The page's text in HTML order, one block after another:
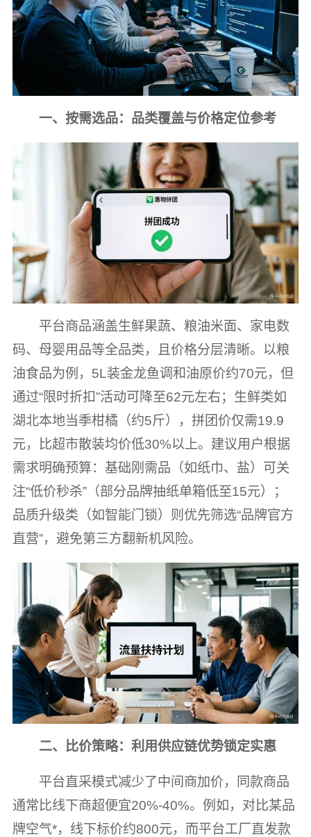
一、按需选品：品类覆盖与价格定位参考
平台商品涵盖生鲜果蔬、粮油米面、家电数
码、母婴用品等全品类，且价格分层清晰。以粮
油食品为例，5L装金龙鱼调和油原价约70元，但
通过“限时折扣”活动可降至62元左右；生鲜类如
湖北本地当季柑橘（约5斤），拼团价仅需19.9
元，比超市散装均价低30%以上。建议用户根据
需求明确预算：基础刚需品（如纸巾、盐）可关
注“低价秒杀”（部分品牌抽纸单箱低至15元）；
品质升级类（如智能门锁）则优先筛选“品牌官方
直营”，避免第三方翻新机风险。
二、比价策略：利用供应链优势锁定实惠
平台直采模式减少了中间商加价，同款商品
通常比线下商超便宜20%-40%。例如，对比某品
牌空气*，线下标价约800元，而平台工厂直发款